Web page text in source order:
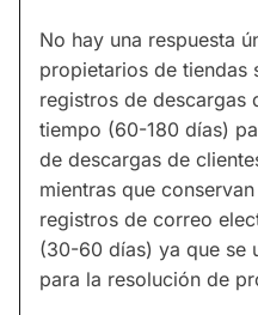
No hay una respuesta
propietarios de tiendas
registros de descargas
tiempo (60-180 días)
de descargas de
mientras que
registros de correo
(30-60 días) ya que se
para la resolución de